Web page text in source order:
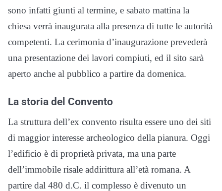
sono infatti giunti al termine, e sabato mattina la
chiesa verrà inaugurata alla presenza di tutte le autorità
competenti. La cerimonia d’inaugurazione prevederà
una presentazione dei lavori compiuti, ed il sito sarà
aperto anche al pubblico a partire da domenica.
La storia del Convento
La struttura dell’ex convento risulta essere uno dei siti
di maggior interesse archeologico della pianura. Oggi
l’edificio è di proprietà privata, ma una parte
dell’immobile risale addirittura all’età romana. A
partire dal 480 d.C. il complesso è divenuto un